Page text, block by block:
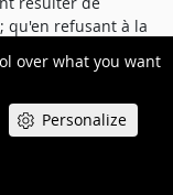
over what you want
Personalize
qu'en refusant à la
à l'encontre de
qu'elle ne pouvait
qu'en raison des
Sucrière de la
la société Sucrerie
1134 du code